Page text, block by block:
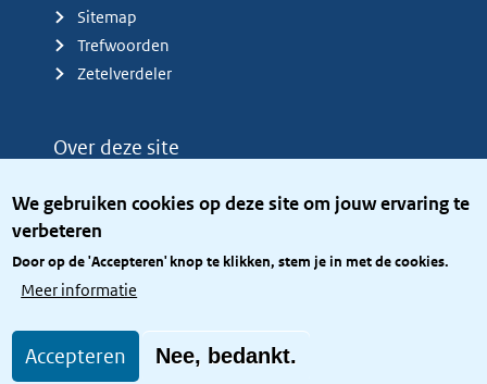
We gebruiken cookies op deze site om jouw ervaring te
verbeteren
Door op de 'Accepteren' knop te klikken, stem je in met de cookies.
Meer informatie
Accepteren Nee, bedankt.
Sitemap
Trefwoorden
Zetelverdeler
Over deze site
Privacy
Toegang site openbaar
Toegankelijkheid